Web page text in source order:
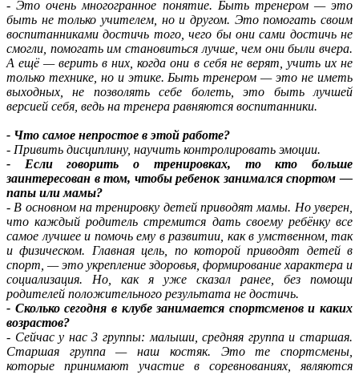
- Это очень многогранное понятие. Быть тренером — это
быть не только учителем, но и другом. Это помогать своим
воспитанниками достичь того, чего бы они сами достичь не
смогли, помогать им становиться лучше, чем они были вчера.
А ещё — верить в них, когда они в себя не верят, учить их не
только технике, но и этике. Быть тренером — это не иметь
выходных, не позволять себе болеть, это быть лучшей
версией себя, ведь на тренера равняются воспитанники.
- Что самое непростое в этой работе?
- Привить дисциплину, научить контролировать эмоции.
- Если говорить о тренировках, то кто больше
заинтересован в том, чтобы ребенок занимался спортом —
папы или мамы?
- В основном на тренировку детей приводят мамы. Но уверен,
что каждый родитель стремится дать своему ребёнку все
самое лучшее и помочь ему в развитии, как в умственном, так
и физическом. Главная цель, по которой приводят детей в
спорт, — это укрепление здоровья, формирование характера и
социализация. Но, как я уже сказал ранее, без помощи
родителей положительного результата не достичь.
- Сколько сегодня в клубе занимается спортсменов и каких
возрастов?
- Сейчас у нас 3 группы: малыши, средняя группа и старшая.
Старшая группа — наш костяк. Это те спортсмены,
которые принимают участие в соревнованиях, являются